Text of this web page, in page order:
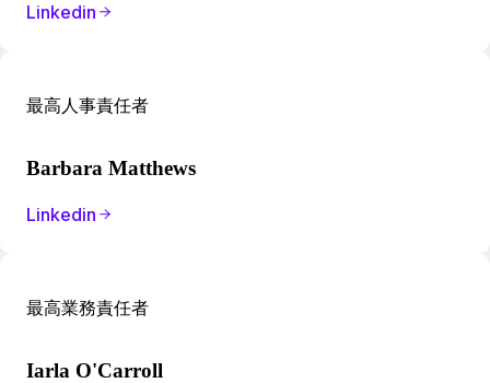
Linkedin
最高人事責任者
Barbara Matthews
Linkedin
最高業務責任者
Iarla O'Carroll